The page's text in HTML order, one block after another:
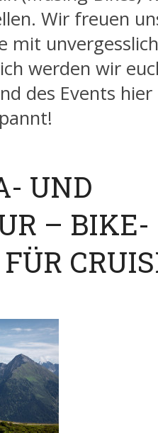
Wir freuen
mit
werden wir
des Events hier
UND
– BIKE-